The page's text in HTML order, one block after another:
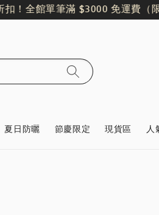
！ 全館單筆滿 $3000 免運費（限
夏日防曬 節慶限定 現貨區 人